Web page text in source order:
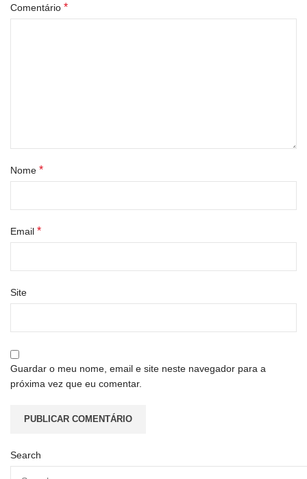
Comentário *
Nome *
Email *
Site
Guardar o meu nome, email e site neste navegador para a
próxima vez que eu comentar.
Search